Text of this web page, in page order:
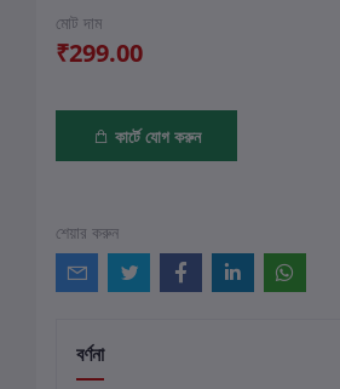
মোট দাম
₹299.00
কার্টে যোগ করুন
শেয়ার করুন
বর্ণনা